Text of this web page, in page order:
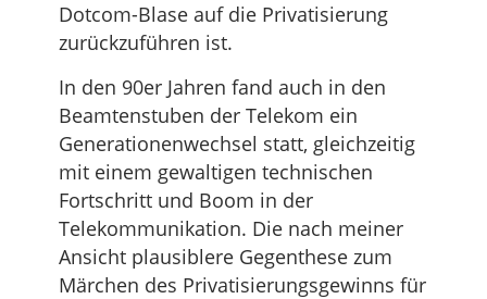
Dotcom-Blase auf die Privatisierung
zurückzuführen ist.
In den 90er Jahren fand auch in den
Beamtenstuben der Telekom ein
Generationenwechsel statt, gleichzeitig
mit einem gewaltigen technischen
Fortschritt und Boom in der
Telekommunikation. Die nach meiner
Ansicht plausiblere Gegenthese zum
Märchen des Privatisierungsgewinns für